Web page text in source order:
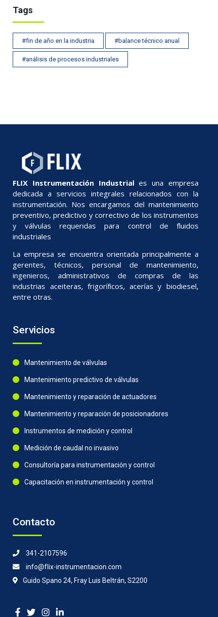
Tags
#fin de año en la industria #balance técnico anual
#análisis de procesos industriales
FLIX Instrumentación Industriales una empresa
dedicada a servicios integrales relacionados con la
instrumentación. Nos encargamos del mantenimiento
preventivo, predictivo y correctivo de los instrumentos
y válvulas requeridas para control de fluidos
industriales
La empresa se encuentra orientada principalmente a
gerentes, técnicos, personal de mantenimiento,
ingenieros, administrativos de compras de las
industrias aceiteras, frigoríficos, acerías y biodiesel,
entre otras.
Servicios
Mantenimiento de válvulas
Mantenimiento predictivo de válvulas
Mantenimiento y reparación de actuadores
Mantenimiento y reparación de posicionadores
Instrumentos de medición y control
Medición de caudal no invasivo
Consultoría para instrumentación y control
Capacitación en instrumentación y control
Contacto
341-2107596
info@flix-instrumentacion.com
Guido Spano 24, Fray Luis Beltrán, S2200